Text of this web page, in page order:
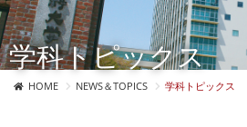
学科トピックス
HOME NEWS＆TOPICS 学科トピックス